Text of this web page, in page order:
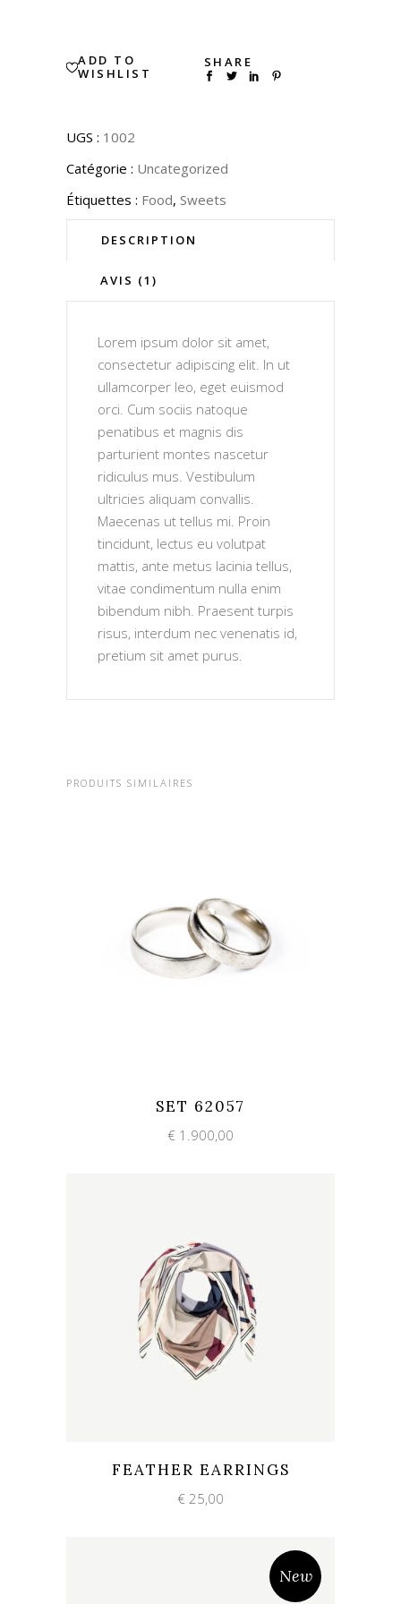
ADD TO
WISHLIST
SHARE
UGS : 1002
Catégorie : Uncategorized
Étiquettes : Food, Sweets
DESCRIPTION
AVIS (1)
Lorem ipsum dolor sit amet,
consectetur adipiscing elit. In ut
ullamcorper leo, eget euismod
orci. Cum sociis natoque
penatibus et magnis dis
parturient montes nascetur
ridiculus mus. Vestibulum
ultricies aliquam convallis.
Maecenas ut tellus mi. Proin
tincidunt, lectus eu volutpat
mattis, ante metus lacinia tellus,
vitae condimentum nulla enim
bibendum nibh. Praesent turpis
risus, interdum nec venenatis id,
pretium sit amet purus.
PRODUITS SIMILAIRES
SET 62057
€ 1.900,00
FEATHER EARRINGS
€ 25,00
New